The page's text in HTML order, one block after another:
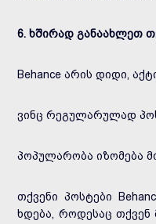
6. ხშირად განაახლეთ
Behance არის დიდი,
ვინც რეგულარულად
პოპულარობა იზომება
თქვენი პოსტები
ხდება, როდესაც თქვენ